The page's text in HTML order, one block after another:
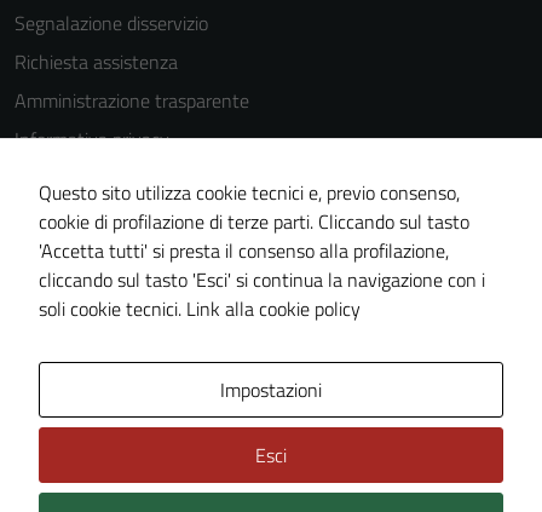
Segnalazione disservizio
Richiesta assistenza
Amministrazione trasparente
Informativa privacy
Cookie Policy
Note legali
Dichiarazione di accessibilità
Piano di miglioramento del sito
Questo sito utilizza cookie tecnici e, previo consenso,
cookie di profilazione di terze parti. Cliccando sul tasto
'Accetta tutti' si presta il consenso alla profilazione,
cliccando sul tasto 'Esci' si continua la navigazione con i
soli cookie tecnici. Link alla cookie policy
Impostazioni
Esci